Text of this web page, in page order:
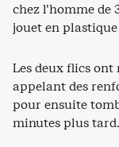
chez l’homme
jouet en
Les deux flics
appelant des
pour ensuite
minutes plus tard.